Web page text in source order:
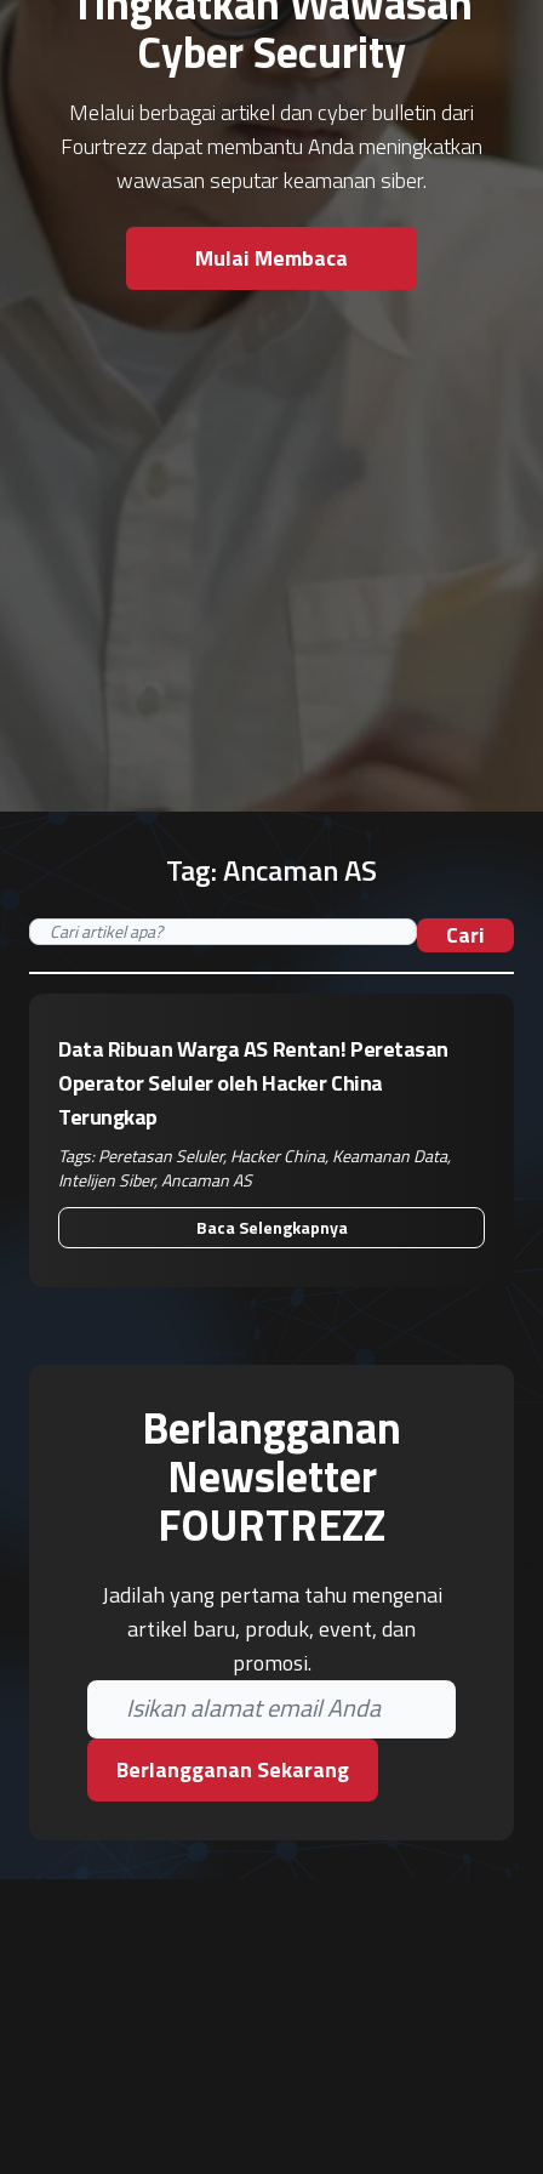
Cyber Security
Melalui berbagai artikel dan cyber bulletin dari
Fourtrezz dapat membantu Anda meningkatkan
wawasan seputar keamanan siber.
Mulai Membaca
Tag:Ancaman AS
Cari
Data Ribuan Warga AS Rentan! Peretasan
Operator Seluler oleh Hacker China
Terungkap
Tags:Peretasan Seluler,Hacker China,Keamanan Data,
Intelijen Siber,Ancaman AS
Baca Selengkapnya
Berlangganan
Newsletter
FOURTREZZ
Jadilah yang pertama tahu mengenai
artikel baru, produk, event, dan
promosi.
Berlangganan Sekarang